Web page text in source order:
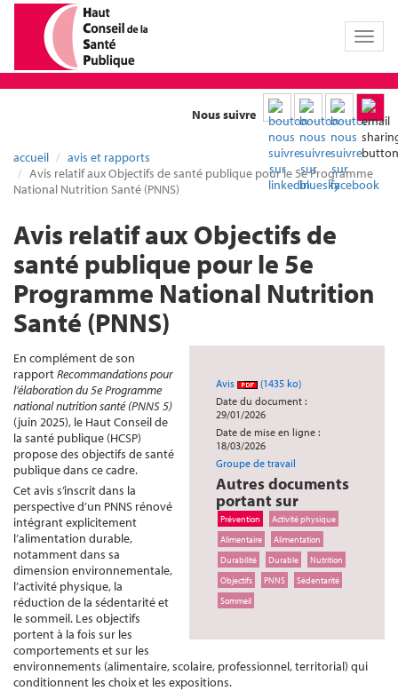
Toggle
Nous suivre
accueil
avis et rapports
Avis relatif aux Objectifs de santé publique pour le 5e Programme
National Nutrition Santé (PNNS)
Avis relatif aux Objectifs de
santé publique pour le 5e
Programme National Nutrition
Santé (PNNS)
Avis
(1435 ko)
Date du document :
29/01/2026
Date de mise en ligne :
18/03/2026
Groupe de travail
Autres documents
portant sur
Prévention
Activité physique
Alimentaire
Alimentation
Durabilité
Durable
Nutrition
Objectifs
PNNS
Sédentarité
Sommeil
En complément de son
rapportRecommandations pour
l’élaboration du 5e Programme
national nutrition santé (PNNS 5)
(juin 2025), le Haut Conseil de
la santé publique (HCSP)
propose des objectifs de santé
publique dans ce cadre.
Cet avis s’inscrit dans la
perspective d’un PNNS rénové
intégrant explicitement
l’alimentation durable,
notamment dans sa
dimension environnementale,
l’activité physique, la
réduction de la sédentarité et
le sommeil. Les objectifs
portent à la fois sur les
comportements et sur les
environnements (alimentaire, scolaire, professionnel, territorial) qui
conditionnent les choix et les expositions.